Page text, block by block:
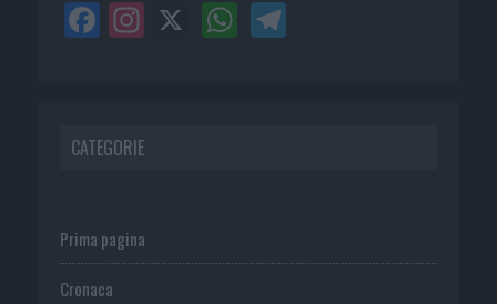
CATEGORIE
Prima pagina
Cronaca